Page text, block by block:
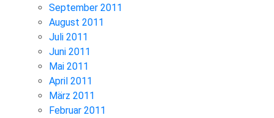
September 2011
August 2011
Juli 2011
Juni 2011
Mai 2011
April 2011
März 2011
Februar 2011